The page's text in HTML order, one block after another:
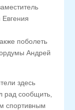
поболеть
Андрей
здесь
рад сообщить,
спортивным